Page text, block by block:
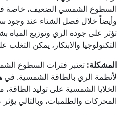
السطوع الشمسي الضعيف، خاصة في
وأيضاً خلال فصل الشتاء عند وجود
تؤثر على جودة الري وتوزيع
التكنولوجيا والابتكار، يمكن
المشكلة: تعتبر فترات السطوع
لأنظمة الري بالطاقة الشمسية. في
الخلايا الشمسية على توليد
المحركات والطلمبات، وبالتالي